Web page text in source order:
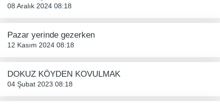
08 Aralık 2024 08:18
Pazar yerinde gezerken
12 Kasım 2024 08:18
DOKUZ KÖYDEN KOVULMAK
04 Şubat 2023 08:18